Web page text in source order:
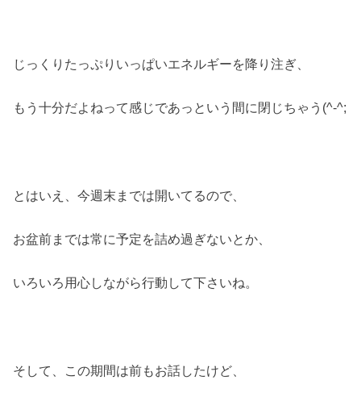
じっくりたっぷりいっぱいエネルギーを降り注ぎ、
もう十分だよねって感じであっという間に閉じちゃう(^-^;
とはいえ、今週末までは開いてるので、
お盆前までは常に予定を詰め過ぎないとか、
いろいろ用心しながら行動して下さいね。
そして、この期間は前もお話したけど、